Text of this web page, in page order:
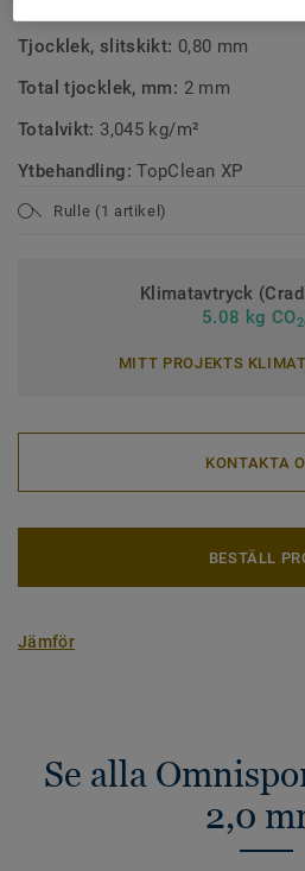
Tjocklek, slitskikt: 0,80 mm
Total tjocklek, mm: 2 mm
Totalvikt: 3,045 kg/m²
Ytbehandling:TopClean XP
Rulle (1 artikel)
Klimatavtryck
5.08 kg CO2
MITT PROJEKTS
KONTAKTA
BESTÄLL
Jämför
Se alla
2,0